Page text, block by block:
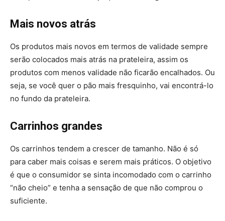
Mais novos atrás
Os produtos mais novos em termos de validade sempre
serão colocados mais atrás na prateleira, assim os
produtos com menos validade não ficarão encalhados. Ou
seja, se você quer o pão mais fresquinho, vai encontrá-lo
no fundo da prateleira.
Carrinhos grandes
Os carrinhos tendem a crescer de tamanho. Não é só
para caber mais coisas e serem mais práticos. O objetivo
é que o consumidor se sinta incomodado com o carrinho
“não cheio” e tenha a sensação de que não comprou o
suficiente.